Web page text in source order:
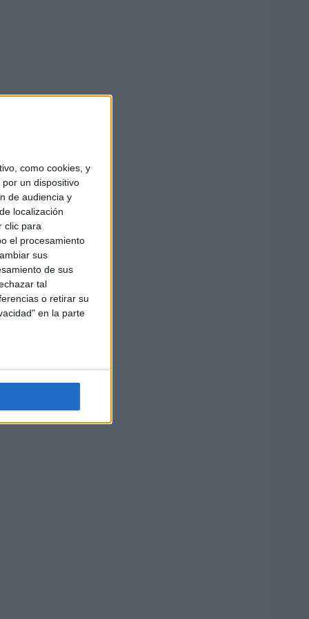
como cookies, y
un dispositivo
de audiencia y
localización
clic para
el procesamiento
sus
de sus
tal
o retirar su
en la parte